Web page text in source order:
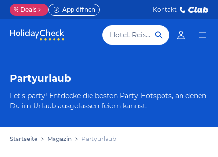
% Deals App öffnen Kontakt
Hotel, Reiseziel
Partyurlaub
Let's party! Entdecke die besten Party-Hotspots, an denen
Du im Urlaub ausgelassen feiern kannst.
Startseite Magazin Partyurlaub